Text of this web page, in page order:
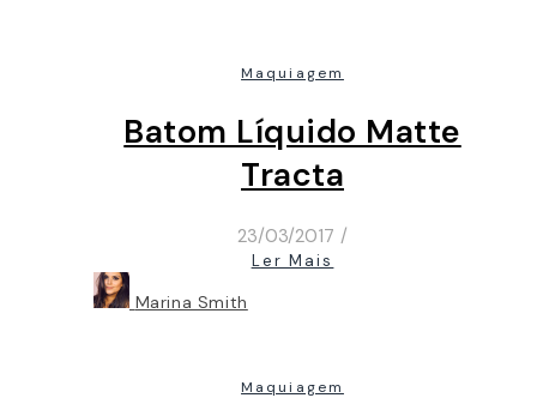
Maquiagem
Batom Líquido Matte
Tracta
23/03/2017 /
Ler Mais
Marina Smith
Maquiagem